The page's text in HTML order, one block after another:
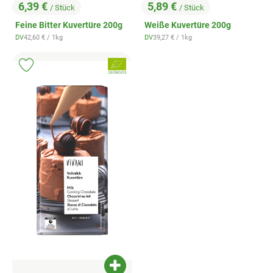
, Preis:
6,39 € / Stück
Feine Bitter Kuvertüre 200g
, Herkunft:
DV, Referenzpreis:
42,60 € / 1kg
, Preis:
5,89 € / Stück
Weiße Kuvertüre 200g
, Herkunft:
DV, Referenzpreis:
39,27 € / 1kg
Produkt zum Warenkorb hinzufügen
, Verband:
, Kontrollstelle:
DE-ÖKO-013
Produkt zu Favouriten hinzufügen